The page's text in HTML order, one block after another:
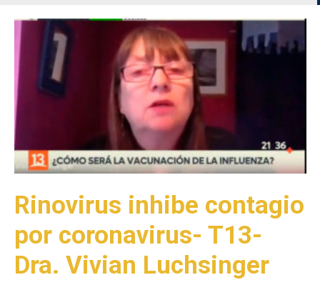
Rinovirus inhibe contagio
por coronavirus- T13-
Dra. Vivian Luchsinger